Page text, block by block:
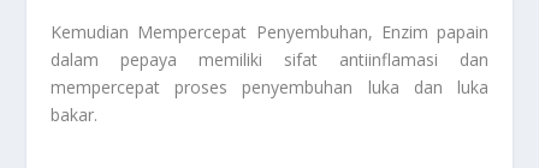
Kemudian Mempercepat Penyembuhan, Enzim papain
dalam pepaya memiliki sifat antiinflamasi dan
mempercepat proses penyembuhan luka dan luka
bakar.